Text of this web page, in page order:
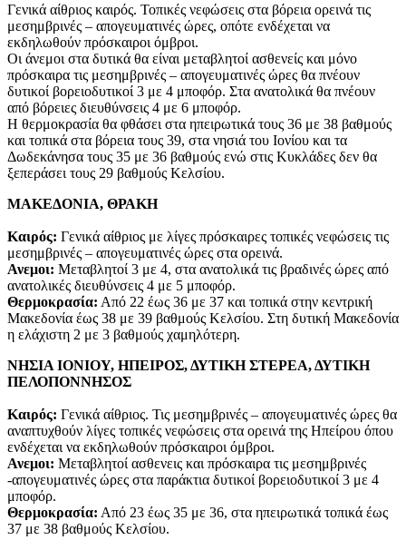
Γενικά αίθριος καιρός. Τοπικές νεφώσεις στα βόρεια ορεινά τις
μεσημβρινές – απογευματινές ώρες, οπότε ενδέχεται να
εκδηλωθούν πρόσκαιροι όμβροι.
Οι άνεμοι στα δυτικά θα είναι μεταβλητοί ασθενείς και μόνο
πρόσκαιρα τις μεσημβρινές – απογευματινές ώρες θα πνέουν
δυτικοί βορειοδυτικοί 3 με 4 μποφόρ. Στα ανατολικά θα πνέουν
από βόρειες διευθύνσεις 4 με 6 μποφόρ.
Η θερμοκρασία θα φθάσει στα ηπειρωτικά τους 36 με 38 βαθμούς
και τοπικά στα βόρεια τους 39, στα νησιά του Ιονίου και τα
Δωδεκάνησα τους 35 με 36 βαθμούς ενώ στις Κυκλάδες δεν θα
ξεπεράσει τους 29 βαθμούς Κελσίου.
ΜΑΚΕΔΟΝΙΑ, ΘΡΑΚΗ
Καιρός: Γενικά αίθριος με λίγες πρόσκαιρες τοπικές νεφώσεις τις
μεσημβρινές – απογευματινές ώρες στα ορεινά.
Ανεμοι: Μεταβλητοί 3 με 4, στα ανατολικά τις βραδινές ώρες από
ανατολικές διευθύνσεις 4 με 5 μποφόρ.
Θερμοκρασία: Από 22 έως 36 με 37 και τοπικά στην κεντρική
Μακεδονία έως 38 με 39 βαθμούς Κελσίου. Στη δυτική Μακεδονία
η ελάχιστη 2 με 3 βαθμούς χαμηλότερη.
ΝΗΣΙΑ ΙΟΝΙΟΥ, ΗΠΕΙΡΟΣ, ΔΥΤΙΚΗ ΣΤΕΡΕΑ, ΔΥΤΙΚΗ
ΠΕΛΟΠΟΝΝΗΣΟΣ
Καιρός: Γενικά αίθριος. Τις μεσημβρινές – απογευματινές ώρες θα
αναπτυχθούν λίγες τοπικές νεφώσεις στα ορεινά της Ηπείρου όπου
ενδέχεται να εκδηλωθούν πρόσκαιροι όμβροι.
Ανεμοι: Μεταβλητοί ασθενεις και πρόσκαιρα τις μεσημβρινές
-απογευματινές ώρες στα παράκτια δυτικοί βορειοδυτικοί 3 με 4
μποφόρ.
Θερμοκρασία: Από 23 έως 35 με 36, στα ηπειρωτικά τοπικά έως
37 με 38 βαθμούς Κελσίου.